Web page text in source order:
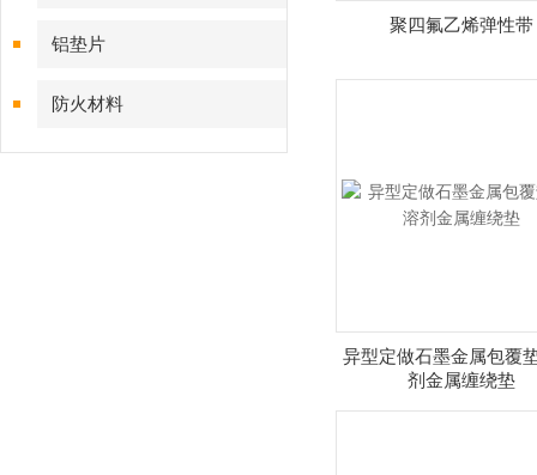
铝垫片
防火材料
聚四氟乙烯弹性带
异型定做石墨金属包覆
剂金属缠绕垫